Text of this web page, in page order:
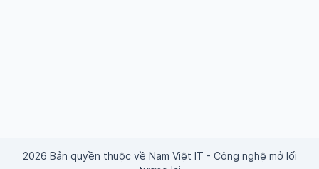
2026 Bản quyền thuộc về Nam Việt IT - Công nghệ mở lối